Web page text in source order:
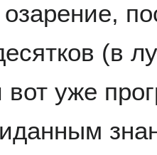
озарение,
(в
уже